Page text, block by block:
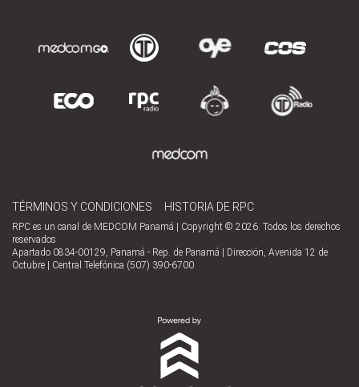
TÉRMINOS Y CONDICIONES HISTORIA DE RPC
RPC es un canal de MEDCOM Panamá | Copyright © 2026. Todos los derechos
reservados
Apartado 0834-00129, Panamá - Rep. de Panamá | Dirección, Avenida 12 de
Octubre | Central Telefónica (507) 390-6700